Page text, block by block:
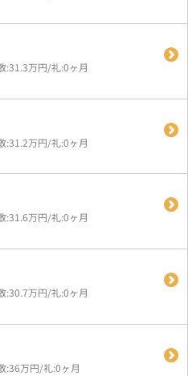
:31.3万円/礼:0ヶ月
:31.2万円/礼:0ヶ月
:31.6万円/礼:0ヶ月
:30.7万円/礼:0ヶ月
:36万円/礼:0ヶ月